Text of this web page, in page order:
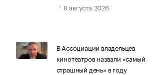
8 августа 2026
В Ассоциации владельцев
кинотеатров назвали «самый
страшный день» в году